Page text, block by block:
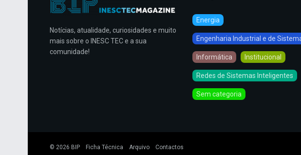
Notícias, atualidade, curiosidades e muito
mais sobre o INESC TEC e a sua
comunidade!
Energia
Engenharia Industrial e de
Informática Institucional
Redes de Sistemas Inteligentes
Sem categoria
© 2026 BIP Ficha Técnica Arquivo Contactos